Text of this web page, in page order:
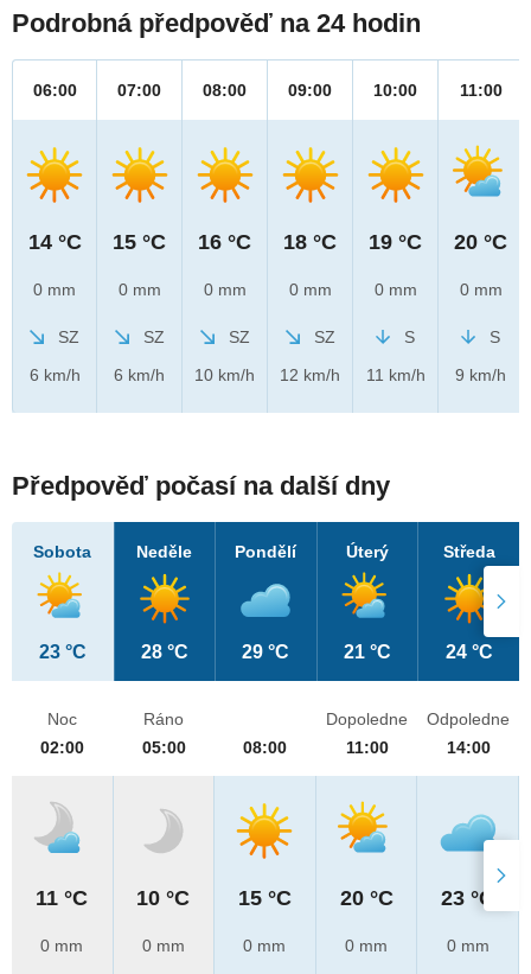
Podrobná předpověď na 24 hodin
06:00
14 °C
0 mm
SZ
6 km/h
07:00
15 °C
0 mm
SZ
6 km/h
08:00
16 °C
0 mm
SZ
10 km/h
09:00
18 °C
0 mm
SZ
12 km/h
10:00
19 °C
0 mm
S
11 km/h
11:00
20 °C
0 mm
S
9 km/h
Předpověď počasí na další dny
Sobota
23 °C
Neděle
28 °C
Pondělí
29 °C
Úterý
21 °C
Středa
24 °C
Noc
02:00
11 °C
0 mm
Ráno
05:00
10 °C
0 mm
08:00
15 °C
0 mm
Dopoledne
11:00
20 °C
0 mm
Odpoledne
14:00
23 °C
0 mm